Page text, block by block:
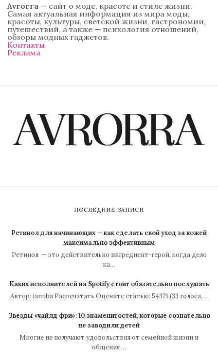
Avrorra — сайт о моде, красоте и стиле жизни.
Самая актуальная информация из мира моды,
красоты, культуры, светской жизни, гастрономии,
путешествий, а также — психология отношений,
обзоры модных гаджетов.
Контакты
Реклама
ПОСЛЕДНИЕ ЗАПИСИ
Ретинол для начинающих — как сделать свой уход за кожей
максимально эффективным
Ретинол — это действительно ингредиент-герой, когда дело
ка…
Каких исполнителей на Spotify стоит обязательно послушать
Автор: iarriba Распечатать Оцените статью: 54321 (33 голоса,…
Звезды «чайлд фри»: 10 знаменитостей, которые сознательно
не заводили детей
Многие не получают удовольствия от семейной жизни и
общения …